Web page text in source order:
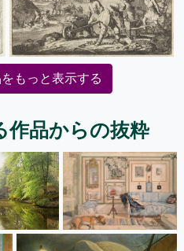
もっと表示する
作品からの抜粋